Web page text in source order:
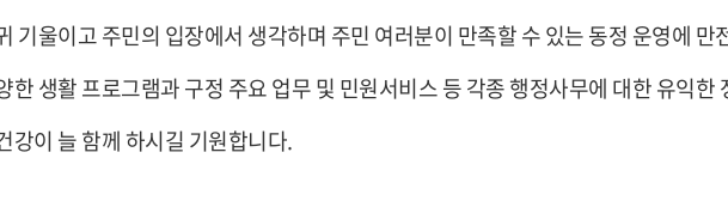
기울이고 주민의 입장에서 생각하며 주민 여러분이 만족할 수 있는 동정 운영에 만
한 생활 프로그램과 구정 주요 업무 및 민원서비스 등 각종 행정사무에 대한 유익
강이 늘 함께 하시길 기원합니다.